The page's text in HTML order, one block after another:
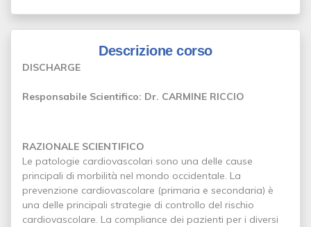
Descrizione corso
DISCHARGE
Responsabile Scientifico: Dr. CARMINE RICCIO
RAZIONALE SCIENTIFICO
Le patologie cardiovascolari sono una delle cause
principali di morbilità nel mondo occidentale. La
prevenzione cardiovascolare (primaria e secondaria) è
una delle principali strategie di controllo del rischio
cardiovascolare. La compliance dei pazienti per i diversi